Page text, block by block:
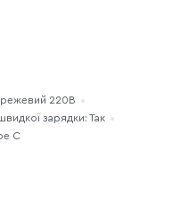
220В
зарядки: Так
C